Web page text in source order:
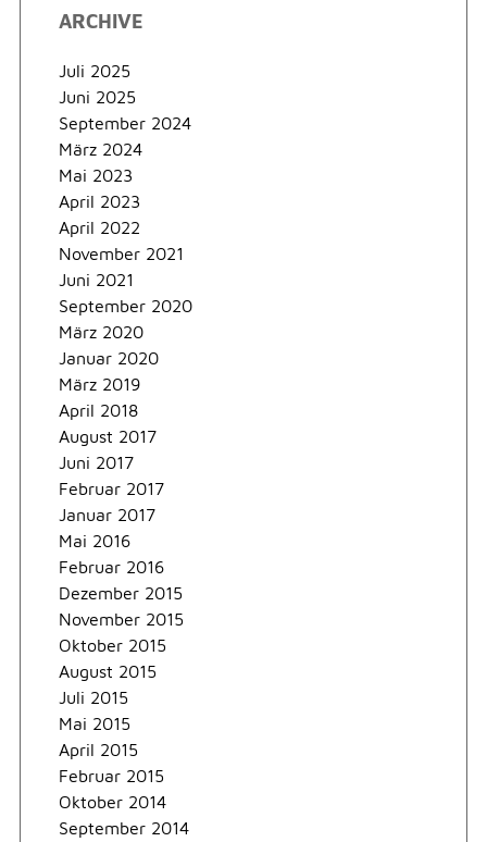
ARCHIVE
Juli 2025
Juni 2025
September 2024
März 2024
Mai 2023
April 2023
April 2022
November 2021
Juni 2021
September 2020
März 2020
Januar 2020
März 2019
April 2018
August 2017
Juni 2017
Februar 2017
Januar 2017
Mai 2016
Februar 2016
Dezember 2015
November 2015
Oktober 2015
August 2015
Juli 2015
Mai 2015
April 2015
Februar 2015
Oktober 2014
September 2014